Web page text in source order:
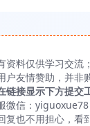
资料仅供学习交流；
户友情赞助，并非
接显示下方提交
微信：
复也不用担心，看